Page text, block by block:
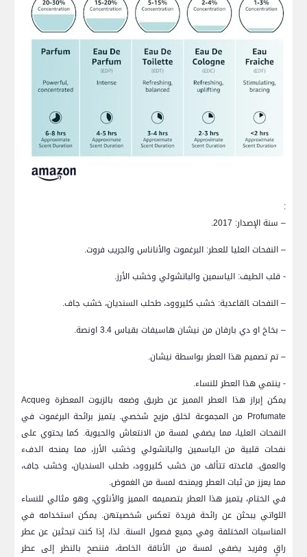
:
– سنة الإصدار: 2017.
– النفحات⁣ العليا للعطر: البرغموت والأناناس والجريب فروت.
-​ قلب الطيف: الياسمين⁢ والباتشولي وخشب الأرز.
– النفحات ‍القاعدية: خشب كليروود، طحلب السنديان،‍ خشب ⁢جاف.
– ‌بخاخ او دي بارفان من نيشان هاسيفات⁢ بقياس 3.4 اونصة.
– تم تصميم هذا العطر بواسطة نيشان.
-​ ينتمي هذا العطر للنساء.
يمكن إبراز ⁤هذا العطر المميز عن طريق وضعه بالزيوت المعطرة وAcque
Profumate⁤ من المجموعة لخلق مزيج شخصي. يتميز برائحة البرغموت في
النفحات العليا،⁣ مما⁢ يضفي ⁤لمسة​ من ​الانتعاش والحيوية. كما يحتوي على
نفحات قلبية من الياسمين والباتشولي وخشب الأرز، مما يمنحه الدفء
والعمق. قاعدته تتألف من خشب كليروود، طحلب السنديان، ⁣وخشب جاف،
مما يعزز من ثبات العطر ويمنحه لمسة من الغموض.
في الختام، يتميز هذا ⁣العطر بتصميمه المميز والأنثوي، وهو مثالي للنساء
اللواتي يبحثن عن رائحة فريدة تعكس شخصيتهن. يمكن استخدامه في
المناسبات المختلفة وفي جميع فصول السنة. ‌لذا،​ إذا كنت تبحثين عن عطر
⁣راقٍ وفريد يضفي لمسة من‌ الأناقة الخاصة، فننصح بالنظر إلى عطر